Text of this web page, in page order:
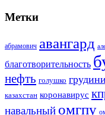
Метки
абрамович авангард
благотворительность
нефть голушко
казахстан коронавирус
навальный омгпу